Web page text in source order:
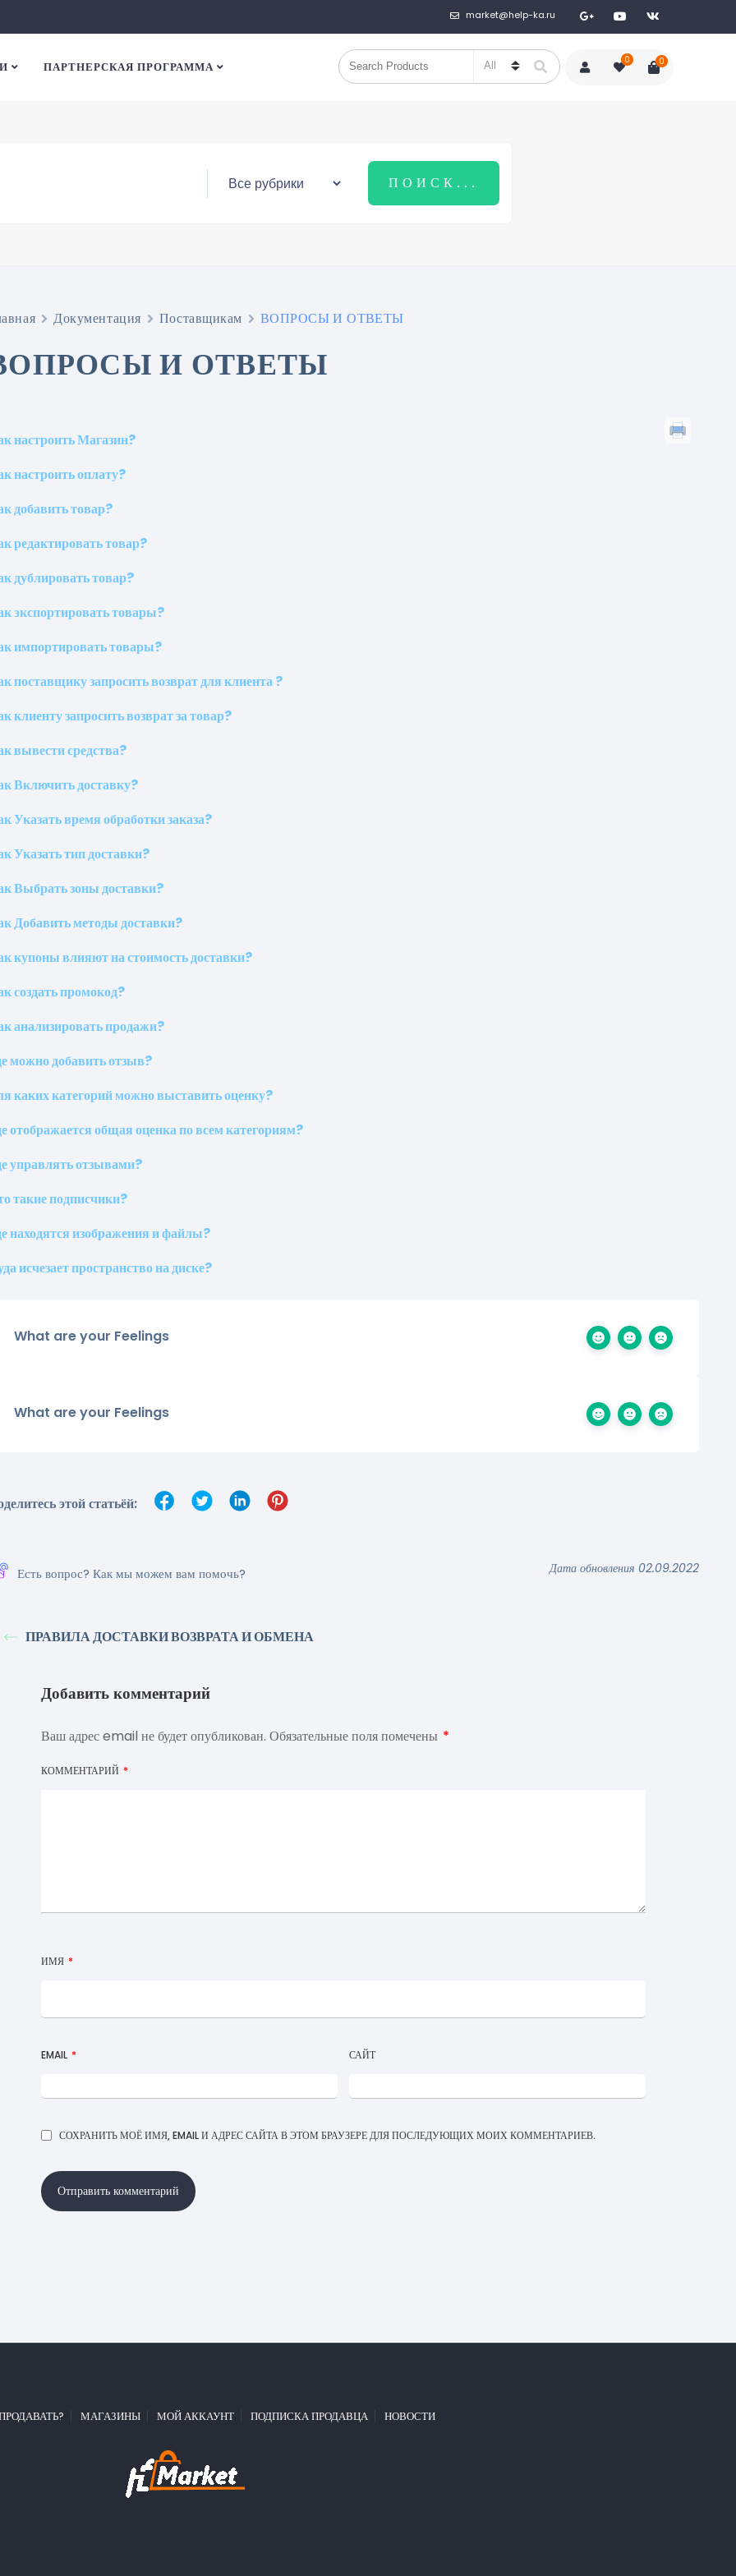
market@help-ka.ru
0 0
ПАРТНЕРСКАЯ ПРОГРАММА
Документация Поставщикам ВОПРОСЫ И ОТВЕТЫ
И ОТВЕТЫ
настроить Магазин?
настроить оплату?
добавить товар?
редактировать товар?
дублировать товар?
экспортировать товары?
импортировать товары?
поставщику запросить возврат для клиента ?
клиенту запросить возврат за товар?
вывести средства?
Включить доставку?
Указать время обработки заказа?
Указать тип доставки?
Выбрать зоны доставки?
Добавить методы доставки?
купоны влияют на стоимость доставки?
создать промокод?
анализировать продажи?
можно добавить отзыв?
каких категорий можно выставить оценку?
отображается общая оценка по всем категориям?
управлять отзывами?
такие подписчики?
находятся изображения и файлы?
исчезает пространство на диске?
What are your Feelings
What are your Feelings
этой статьёй:
Есть вопрос? Как мы можем вам помочь? Дата обновления 02.09.2022
ПРАВИЛА ДОСТАВКИ ВОЗВРАТА И ОБМЕНА
Добавить комментарий
Ваш адрес email не будет опубликован. Обязательные поля помечены *
КОММЕНТАРИЙ *
ИМЯ *
EMAIL * САЙТ
СОХРАНИТЬ МОЁ ИМЯ, EMAIL И АДРЕС САЙТА В ЭТОМ БРАУЗЕРЕ ДЛЯ ПОСЛЕДУЮЩИХ МОИХ КОММЕНТАРИЕВ.
МАГАЗИНЫ МОЙ АККАУНТ ПОДПИСКА ПРОДАВЦА НОВОСТИ